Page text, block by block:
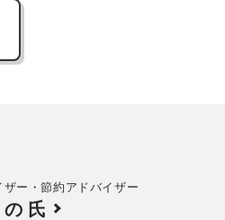
ー・節約アドバイザー
氏